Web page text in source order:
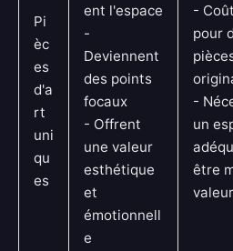
Pi
èc
es
d'a
rt
uni
qu
es
ent l'espace
-
Deviennent
des points
focaux
- Offrent
une valeur
esthétique
et
émotionnell
e
-
pour
-
un
être
valeur